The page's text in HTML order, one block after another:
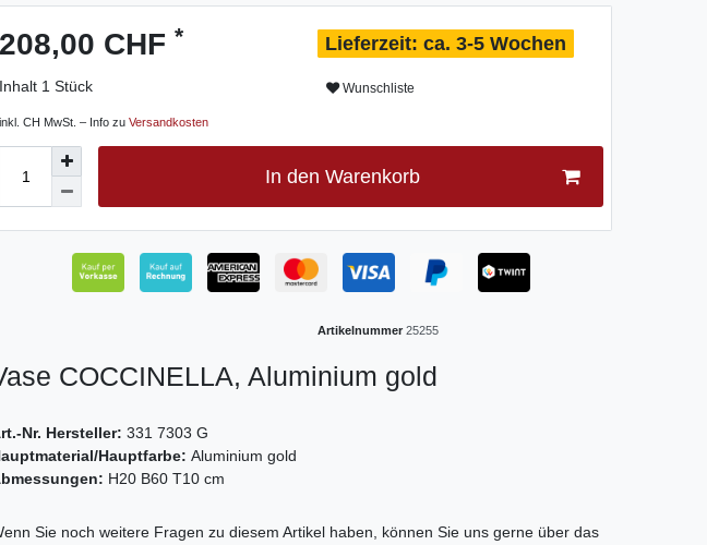
208,00 CHF *
Inhalt 1 Stück
inkl. CH MwSt. – Info zu Versandkosten
ca. 3-5 Wochen
Wunschliste
In den Warenkorb
Artikelnummer 25255
COCCINELLA, Aluminium gold
Nr. Hersteller: 331 7303 G
Hauptfarbe: Aluminium gold
H20 B60 T10 cm
Sie noch weitere Fragen zu diesem Artikel haben, können Sie uns gerne über das